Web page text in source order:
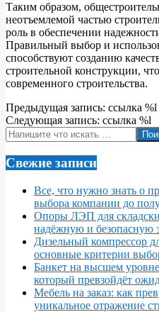
Таким образом,
неотъемлемой частью
роль в обеспечении
Правильный выбор и
способствуют созданию
строительной конструкции,
современного строительства.
2024-
04-
26
Предыдущая запись: ссылка %l
Следующая запись: ссылка %l
Поиск
Свежие записи
Все, что нужно знать о
выбора компании до
Опоры ЛЭП для
надёжную и безопасную
Дизельный компрессор
основные критерии
Банкет на высшем
который превзойдёт
Мебель на заказ: как
уникальное отражение